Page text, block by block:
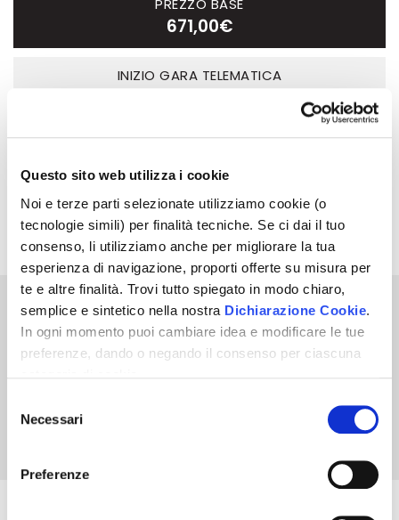
Questo sito web utilizza i cookie
Noi e terze parti selezionate utilizziamo cookie (o
tecnologie simili) per finalità tecniche. Se ci dai il tuo
consenso, li utilizziamo anche per migliorare la tua
esperienza di navigazione, proporti offerte su misura per
te e altre finalità. Trovi tutto spiegato in modo chiaro,
semplice e sintetico nella nostra Dichiarazione Cookie.
In ogni momento puoi cambiare idea e modificare le tue
preferenze, dando o negando il consenso per ciascuna
chiaro, semplice e sintetico, vai a vedere la nostra
"Accetto tutti i cookie"se
vuoi dare il tuo consenso, altrimenti spunta le categorie e
"Accetta selezionati"
delNecessari
Preferenze
671,00€
INIZIO GARA TELEMATICA
15 set 2026 - ore 10:00
Avviso di Vendita Pdf | 0.31 MB
Sei interessato a questo bene?
ATTIVA NOTIFICHE PER QUESTA ASTA